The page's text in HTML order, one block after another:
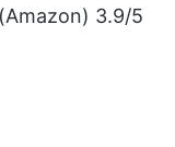
3.9/5